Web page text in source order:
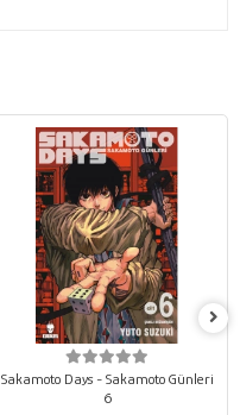
Sakamoto Days - Sakamoto Günleri
6